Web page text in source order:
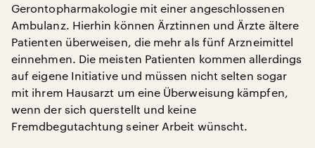
Gerontopharmakologie mit einer angeschlossenen
Ambulanz. Hierhin können Ärztinnen und Ärzte ältere
Patienten überweisen, die mehr als fünf Arzneimittel
einnehmen. Die meisten Patienten kommen allerdings
auf eigene Initiative und müssen nicht selten sogar
mit ihrem Hausarzt um eine Überweisung kämpfen,
wenn der sich querstellt und keine
Fremdbegutachtung seiner Arbeit wünscht.